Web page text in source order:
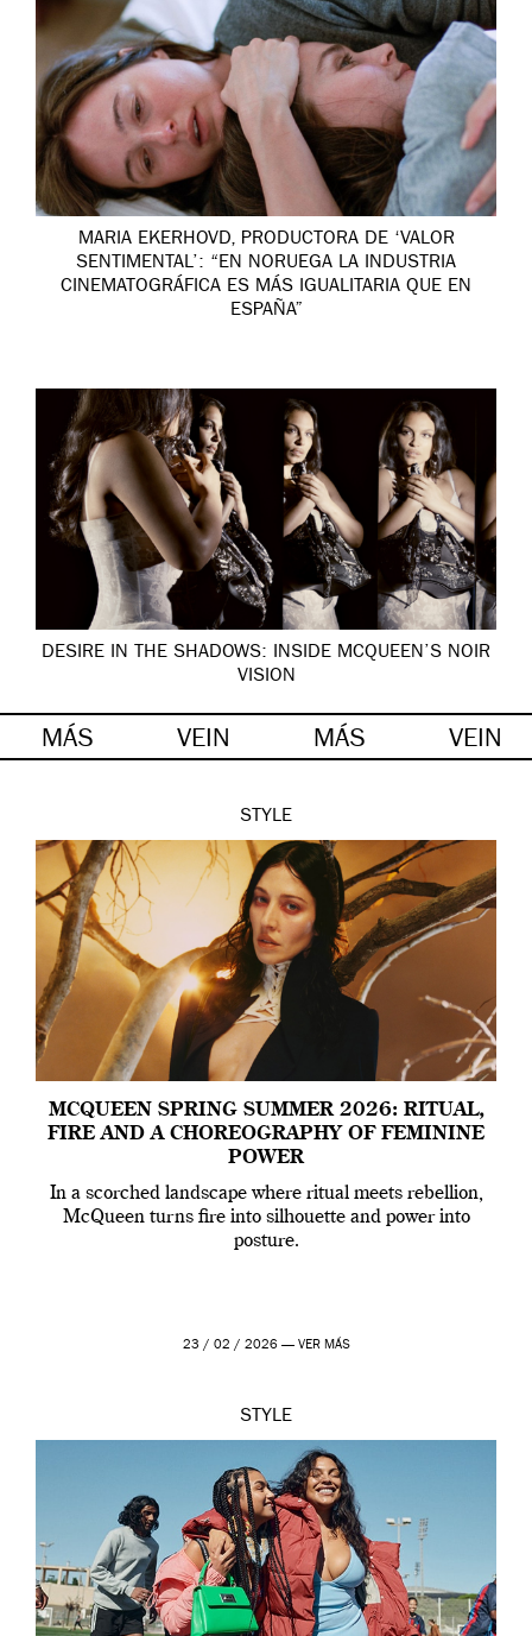
MARIA EKERHOVD, PRODUCTORA DE ‘VALOR
SENTIMENTAL’: “EN NORUEGA LA INDUSTRIA
CINEMATOGRÁFICA ES MÁS IGUALITARIA QUE EN
ESPAÑA”
DESIRE IN THE SHADOWS: INSIDE MCQUEEN’S NOIR
VISION
MÁS VEIN MÁS VEIN
STYLE
MCQUEEN SPRING SUMMER 2026: RITUAL,
FIRE AND A CHOREOGRAPHY OF FEMININE
POWER
In a scorched landscape where ritual meets rebellion,
McQueen turns fire into silhouette and power into
posture.
23 / 02 / 2026 — VER MÁS
STYLE